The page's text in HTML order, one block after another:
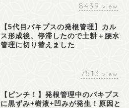
8439 view
【5代目パキプスの発根管理】カル
ス形成後、停滞したので土耕＋腰水
管理に切り替えました
7513 view
【ピンチ！】発根管理中のパキプス
に黒ずみ+樹液+凹みが発生！原因と